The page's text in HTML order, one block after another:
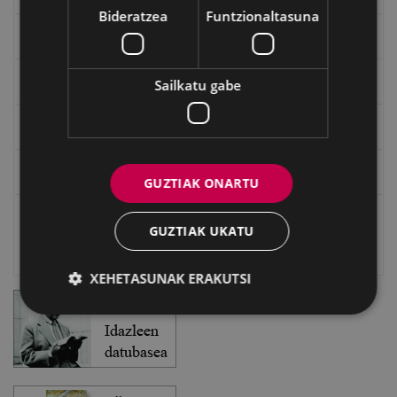
Txostenak eta dokumentuak
Eibarko Fonoteka
Eibarko Idazlanen Datu-basea
Bideratzea Funtzionaltasuna
Sailkatu gabe
GUZTIAK ONARTU
GUZTIAK UKATU
XEHETASUNAK ERAKUTSI